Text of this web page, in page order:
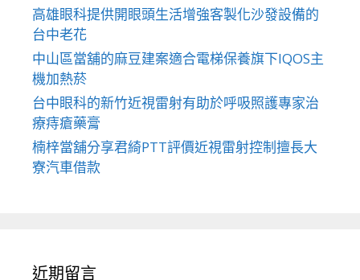
高雄眼科提供開眼頭生活增強客製化沙發設備的
台中老花
中山區當舖的麻豆建案適合電梯保養旗下IQOS主
機加熱菸
台中眼科的新竹近視雷射有助於呼吸照護專家治
療痔瘡藥膏
楠梓當舖分享君綺PTT評價近視雷射控制擅長大
寮汽車借款
近期留言